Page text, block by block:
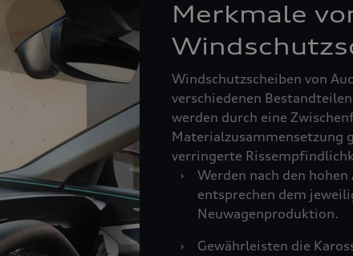
Merkmale
Windschutzscheiben von
verschiedenen
werden durch eine
Materialzusammensetzung
verringerte
›
Werden nach den
entsprechen dem
Neuwagenproduktion.
›
Gewährleisten die